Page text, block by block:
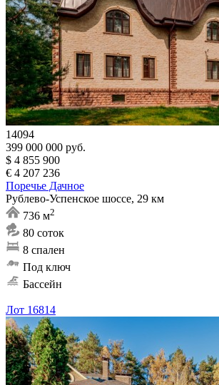
14094
399 000 000 руб.
$ 4 855 900
€ 4 207 236
Поречье Дачное
Рублево-Успенское шоссе, 29 км
736 м2
80 соток
8 спален
Под ключ
Бассейн
Лот 16814